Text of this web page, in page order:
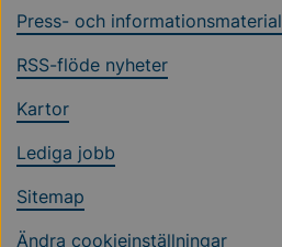
Press- och informationsmaterial
RSS-flöde nyheter
Kartor
Lediga jobb
Sitemap
Ändra cookieinställningar